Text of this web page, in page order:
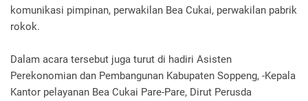
komunikasi pimpinan, perwakilan Bea Cukai, perwakilan pabrik
rokok.
Dalam acara tersebut juga turut di hadiri Asisten
Perekonomian dan Pembangunan Kabupaten Soppeng, -Kepala
Kantor pelayanan Bea Cukai Pare-Pare, Dirut Perusda